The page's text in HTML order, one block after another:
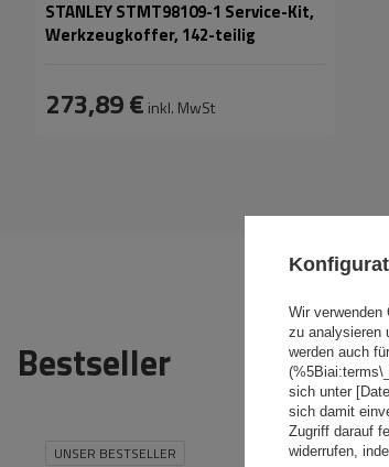
STANLEY STMT98109-1 Service-Kit,
Werkzeugkoffer, 142-teilig
273,89 € inkl. MwSt
Bestseller
UNSER BESTSELLER
Wir verwenden
zu analysieren
werden auch
sich unter
sich damit
Zugriff darauf
widerrufen,